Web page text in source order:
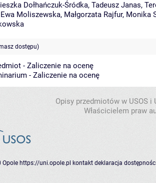
Dołhańczuk-Śródka, Tadeusz Janas,
Ewa Moliszewska, Małgorzata Rajfur, Monika
dostępu)
- Zaliczenie na ocenę
- Zaliczenie na ocenę
Opisy przedmiotów w USOS
Właścicielem praw
Opole https://uni.opole.pl kontakt deklaracja